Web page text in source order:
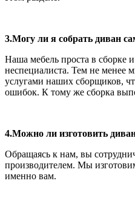
3.Могу ли я собрать диван
Наша мебель проста в сборке
неспециалиста. Тем не менее
услугами наших сборщиков,
ошибок. К тому же сборка
4.Можно ли изготовить диван
Обращаясь к нам, вы
производителем. Мы
именно вам.